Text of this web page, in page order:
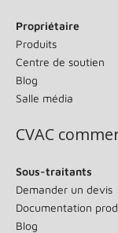
Propriétaire
Produits
Centre de soutien
Blog
Salle média
CVAC
Sous-traitants
Demander un devis
Documentation
Blog